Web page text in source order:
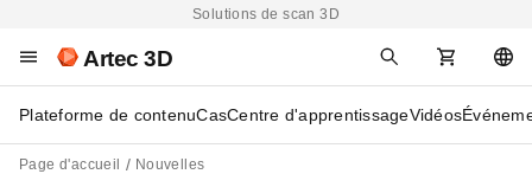
Solutions de scan 3D
Artec 3D
Plateforme de contenuCasCentre d'apprentissageVidéos
Page d'accueil Nouvelles